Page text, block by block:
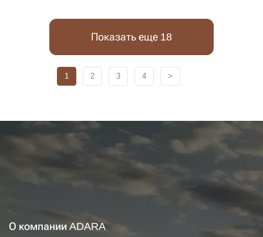
Показать еще 18
1 2 3 4 >
О компании ADARA